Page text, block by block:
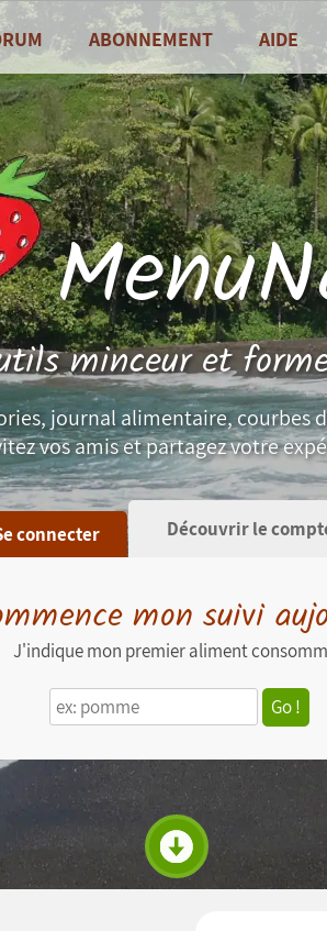
ABONNEMENT AIDE
Foire Aux
Contact
minceur et
journal alimentaire, courbes
vos amis et partagez votre
connecter Découvrir le
mon suivi
J'indique mon premier aliment
Go !